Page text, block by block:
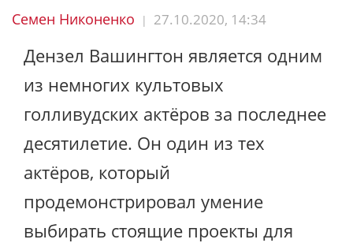
Семен Никоненко | 27.10.2020, 14:34
Дензел Вашингтон является одним
из немногих культовых
голливудских актёров за последнее
десятилетие. Он один из тех
актёров, который
продемонстрировал умение
выбирать стоящие проекты для